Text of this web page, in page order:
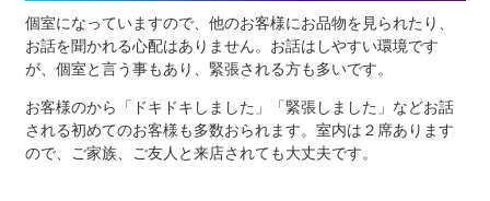
個室になっていますので、他のお客様にお品物を見られたり、
お話を聞かれる心配はありません。お話はしやすい環境です
が、個室と言う事もあり、緊張される方も多いです。
お客様のから「ドキドキしました」「緊張しました」などお話
される初めてのお客様も多数おられます。室内は２席あります
ので、ご家族、ご友人と来店されても大丈夫です。